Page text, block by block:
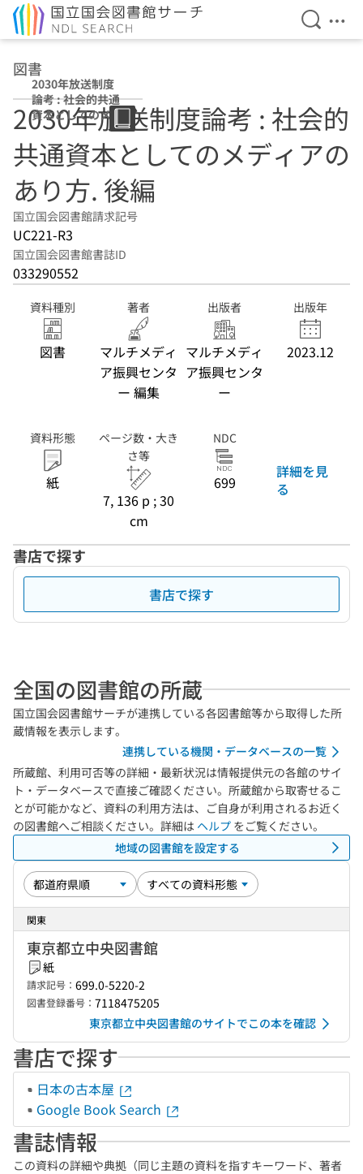
検索を
メ
図書
2030年放送制度
論考 : 社会的共通
資本としてのメデ
ィアのあり方 後
編
2030年放送制度論考 : 社会的
共通資本としてのメディアの
あり方. 後編
国立国会図書館請求記号
UC221-R3
国立国会図書館書誌ID
033290552
資料種別
図書
著者
マルチメディ
ア振興センタ
ー 編集
出版者
マルチメディ
ア振興センタ
ー
出版年
2023.12
資料形態
紙
ページ数・大き
さ等
7, 136 p ; 30
cm
NDC
699
詳細を見
る
書店で探す
書店で探す
全国の図書館の所蔵
国立国会図書館サーチが連携している各図書館等から取得した所
蔵情報を表示します。
連携している機関・データベースの一覧
所蔵館、利用可否等の詳細・最新状況は情報提供元の各館のサイ
ト・データベースで直接ご確認ください。所蔵館から取寄せるこ
とが可能かなど、資料の利用方法は、ご自身が利用されるお近く
の図書館へご相談ください。詳細は ヘルプ をご覧ください。
地域の図書館を設定する
関東
東京都立中央図書館
紙
請求記号： 699.0-5220-2
図書登録番号： 7118475205
東京都立中央図書館のサイトでこの本を確認
書店で探す
日本の古本屋
Google Book Search
書誌情報
この資料の詳細や典拠（同じ主題の資料を指すキーワード、著者